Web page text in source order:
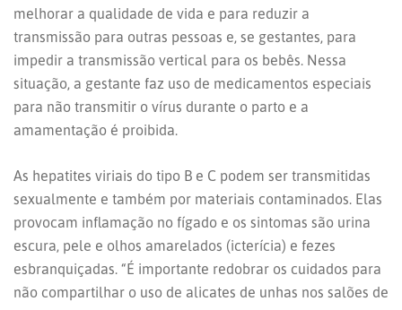
melhorar a qualidade de vida e para reduzir a
transmissão para outras pessoas e, se gestantes, para
impedir a transmissão vertical para os bebês. Nessa
situação, a gestante faz uso de medicamentos especiais
para não transmitir o vírus durante o parto e a
amamentação é proibida.
As hepatites viriais do tipo B e C podem ser transmitidas
sexualmente e também por materiais contaminados. Elas
provocam inflamação no fígado e os sintomas são urina
escura, pele e olhos amarelados (icterícia) e fezes
esbranquiçadas. “É importante redobrar os cuidados para
não compartilhar o uso de alicates de unhas nos salões de